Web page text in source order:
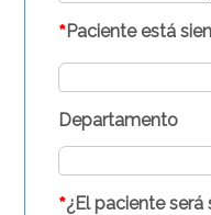
*Paciente está
Departamento
*¿El paciente